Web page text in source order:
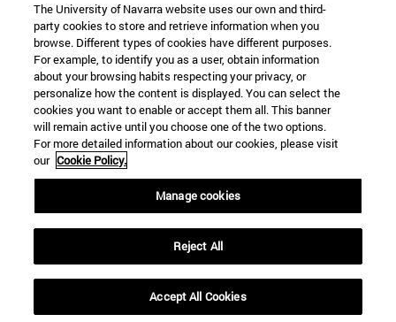
Accesos directos
The University of Navarra website uses our own and third-
party cookies to store and retrieve information when you
browse. Different types of cookies have different purposes.
For example, to identify you as a user, obtain information
about your browsing habits respecting your privacy, or
personalize how the content is displayed. You can select the
cookies you want to enable or accept them all. This banner
will remain active until you choose one of the two options.
For more detailed information about our cookies, please visit
our Cookie Policy.
Manage cookies
Reject All
Accept All Cookies